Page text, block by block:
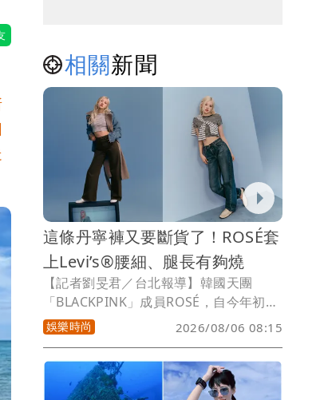
相關新聞
這條丹寧褲又要斷貨了！ROSÉ套
上Levi’s®腰細、腿長有夠燒
【記者劉旻君／台北報導】韓國天團
「BLACKPINK」成員ROSÉ，自今年初接
下美國丹寧品牌Levi’s®的全球品牌大使
後，強大帶貨力一度讓她形象照中的同款
靴型褲賣到缺貨。近日如今品牌又釋出女
神全新美照，只見ROSÉ換上一系列丹寧
娛樂時尚 2026/08/06 08:15